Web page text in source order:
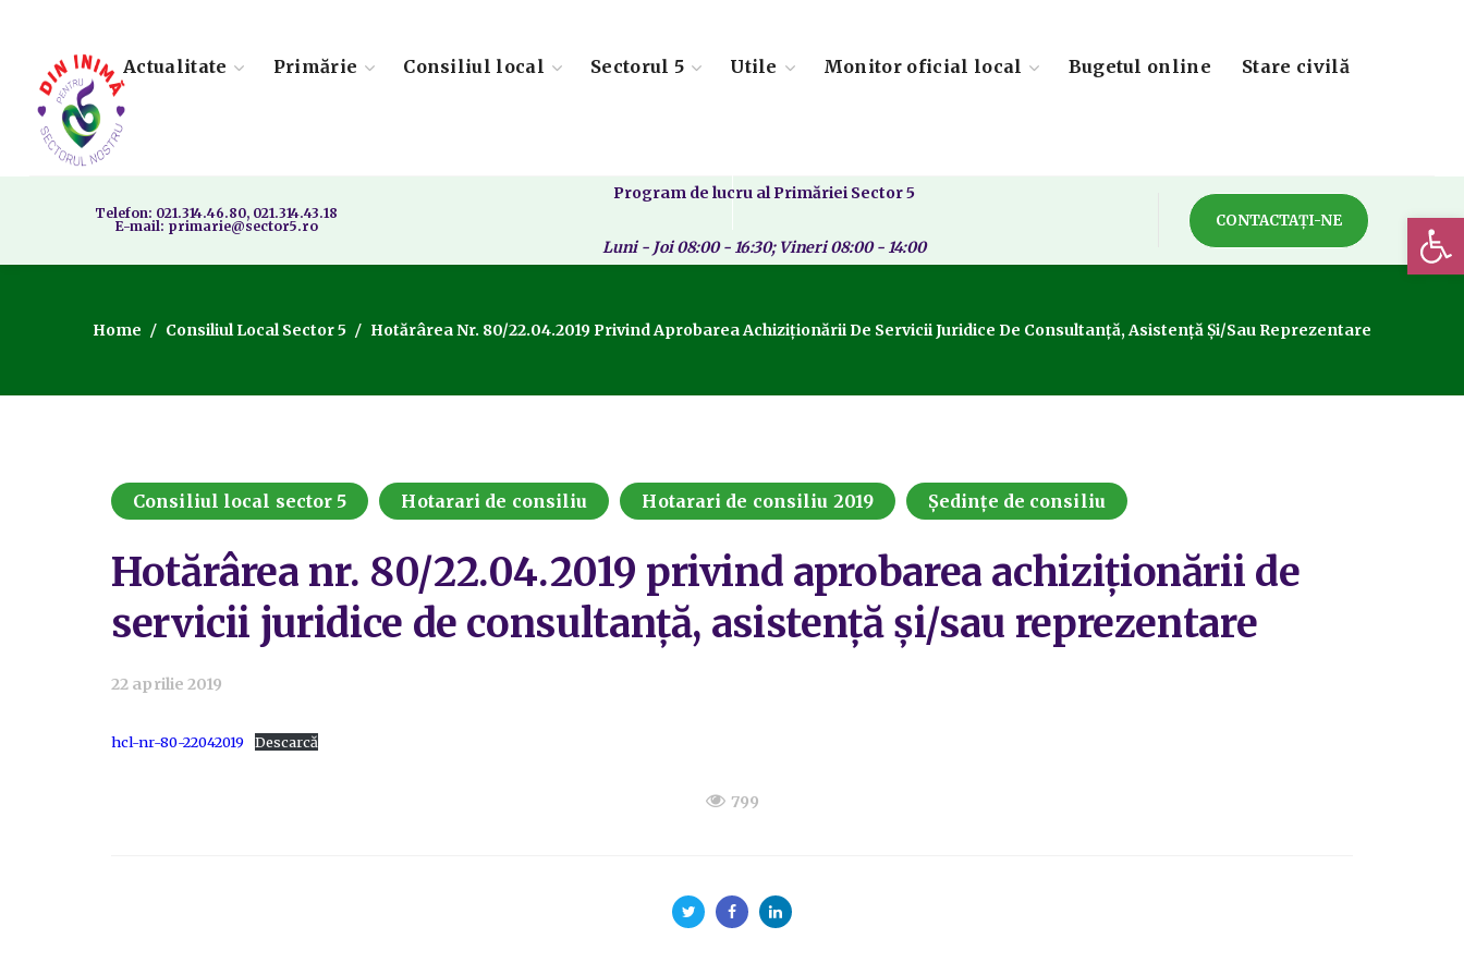
Actualitate Primărie Consiliul local Sectorul 5 Utile Monitor oficial local Bugetul online Stare civilă
Telefon: 021.314.46.80, 021.314.43.18
E-mail: primarie@sector5.ro
Program de lucru al Primăriei Sector 5
Luni - Joi 08:00 - 16:30; Vineri 08:00 - 14:00
CONTACTAȚI-NE
Home Consiliul Local Sector 5 Hotărârea Nr. 80/22.04.2019 Privind Aprobarea Achiziționării De Servicii Juridice De Consultanță, Asistență Și/sau Reprezentare
Consiliul local sector 5 Hotarari de consiliu Hotarari de consiliu 2019 Ședințe de consiliu
Hotărârea nr. 80/22.04.2019 privind aprobarea achiziționării de
servicii juridice de consultanță, asistență și/sau reprezentare
22 aprilie 2019
hcl-nr-80-22042019 Descarcă
799